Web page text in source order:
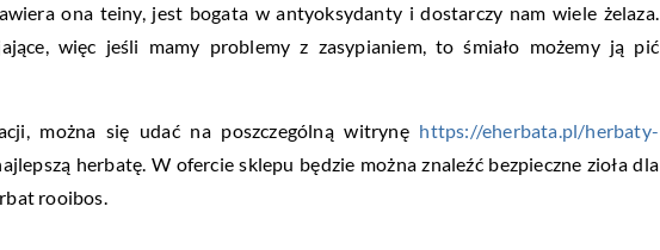
ona teiny, jest bogata w antyoksydanty i dostarczy nam wiele żelaza.
więc jeśli mamy problemy z zasypianiem, to śmiało możemy ją pić
można się udać na poszczególną witrynę https://eherbata.pl/herbaty-
herbatę. W ofercie sklepu będzie można znaleźć bezpieczne zioła dla
rooibos.